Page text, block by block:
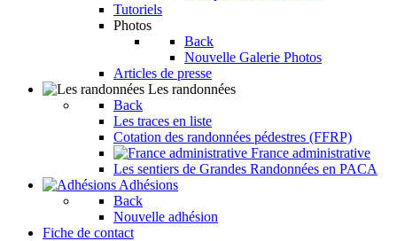
Tutoriels
Photos
Back
Nouvelle Galerie Photos
Articles de presse
Les randonnées
Back
Les traces en liste
Cotation des randonnées pédestres (FFRP)
France administrative
Les sentiers de Grandes Randonnées en PACA
Adhésions
Back
Nouvelle adhésion
Fiche de contact